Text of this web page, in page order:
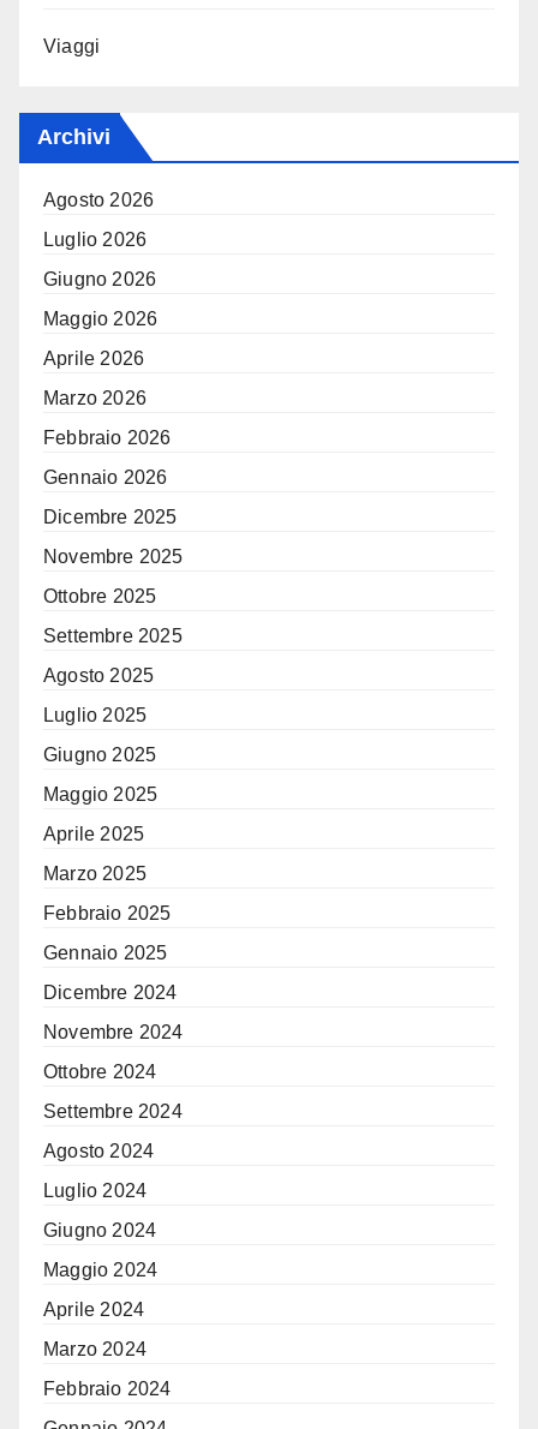
Viaggi
Archivi
Agosto 2026
Luglio 2026
Giugno 2026
Maggio 2026
Aprile 2026
Marzo 2026
Febbraio 2026
Gennaio 2026
Dicembre 2025
Novembre 2025
Ottobre 2025
Settembre 2025
Agosto 2025
Luglio 2025
Giugno 2025
Maggio 2025
Aprile 2025
Marzo 2025
Febbraio 2025
Gennaio 2025
Dicembre 2024
Novembre 2024
Ottobre 2024
Settembre 2024
Agosto 2024
Luglio 2024
Giugno 2024
Maggio 2024
Aprile 2024
Marzo 2024
Febbraio 2024